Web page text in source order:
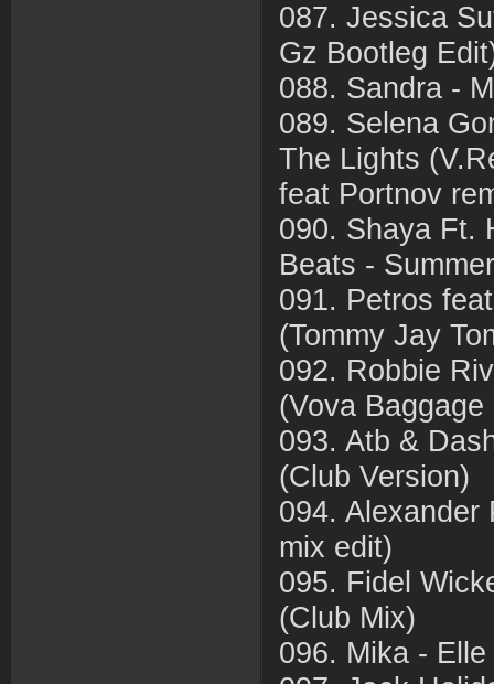
087. Jessica
Gz Bootleg
088. Sandra -
089. Selena
The Lights
feat Portnov
090. Shaya Ft.
Beats -
091. Petros
(Tommy Jay
092. Robbie
(Vova
093. Atb &
(Club Version)
094. Alexander
mix edit)
095. Fidel
(Club Mix)
096. Mika -